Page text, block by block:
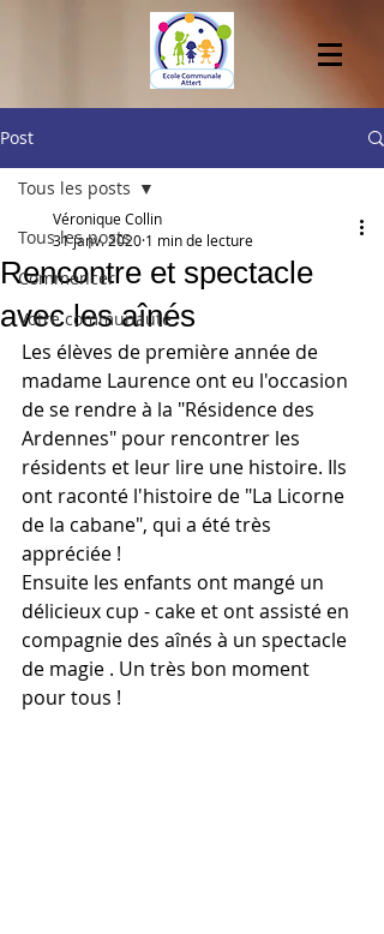
Post
Tous les posts
Commencer
Votre communauté
Tous les posts
Rencontre et spectacle
avec les aînés
Véronique Collin
31 janv. 2020 1 min de lecture
Les élèves de première année de
madame Laurence ont eu l'occasion
de se rendre à la "Résidence des
Ardennes" pour rencontrer les
résidents et leur lire une histoire. Ils
ont raconté l'histoire de "La Licorne
de la cabane", qui a été très
appréciée !
Ensuite les enfants ont mangé un
délicieux cup - cake et ont assisté en
compagnie des aînés à un spectacle
de magie . Un très bon moment
pour tous !